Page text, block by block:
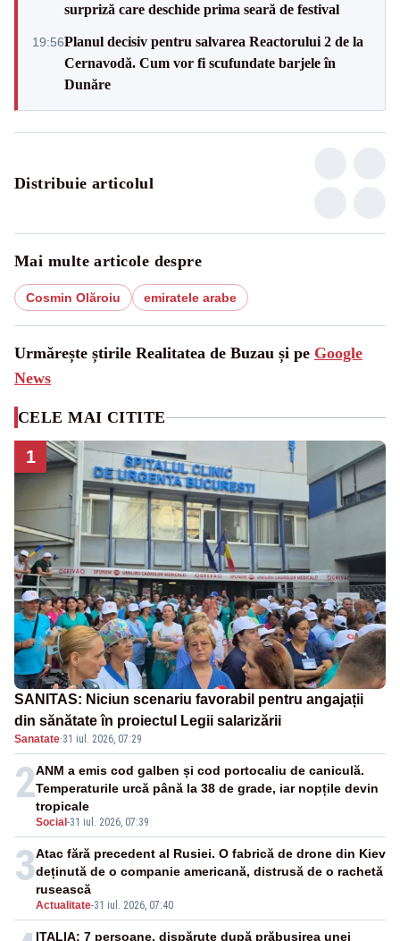
surpriză care deschide prima seară de festival
19:56Planul decisiv pentru salvarea Reactorului 2 de la
Cernavodă. Cum vor fi scufundate barjele în
Dunăre
Distribuie articolul
Mai multe articole despre
Cosmin Olăroiu emiratele arabe
Urmărește știrile Realitatea de Buzau și pe Google
News
CELE MAI CITITE
1
SANITAS: Niciun scenariu favorabil pentru angajații
din sănătate în proiectul Legii salarizării
Sanatate·31 iul. 2026, 07:29
2
Social-31 iul. 2026, 07:39
ANM a emis cod galben și cod portocaliu de caniculă.
Temperaturile urcă până la 38 de grade, iar nopțile devin
tropicale
3
Actualitate-31 iul. 2026, 07:40
Atac fără precedent al Rusiei. O fabrică de drone din Kiev
deținută de o companie americană, distrusă de o rachetă
rusească
ITALIA: 7 persoane, dispărute după prăbușirea unei